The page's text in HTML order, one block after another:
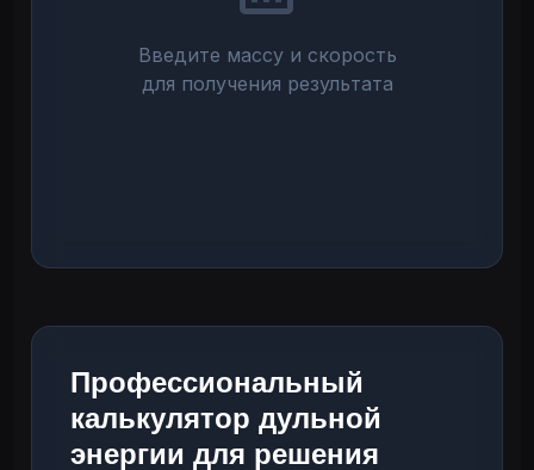
Введите массу и скорость
для получения результата
Профессиональный
калькулятор дульной
энергии для решения